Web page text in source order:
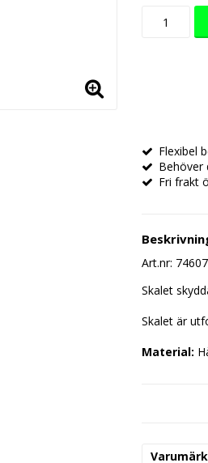
Flexibel
Behöver
Fri frakt
Art.nr:
Skalet
Skalet är
Material: